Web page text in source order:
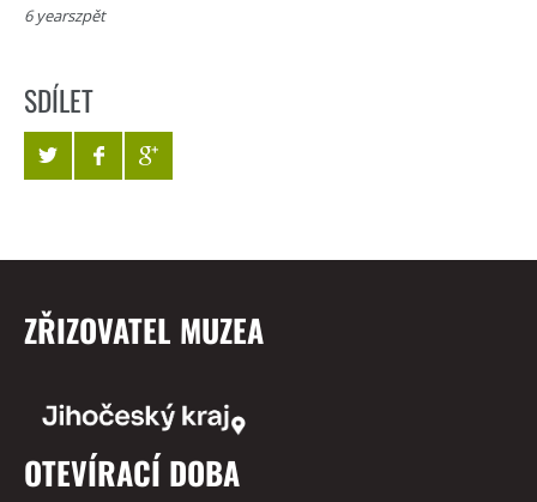
6 yearszpět
SDÍLET
ZŘIZOVATEL MUZEA
OTEVÍRACÍ DOBA